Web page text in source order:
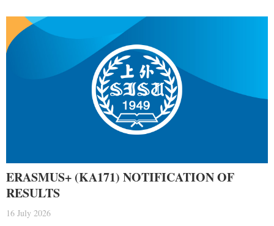
ERASMUS+ (KA171) NOTIFICATION OF
RESULTS
16 July 2026